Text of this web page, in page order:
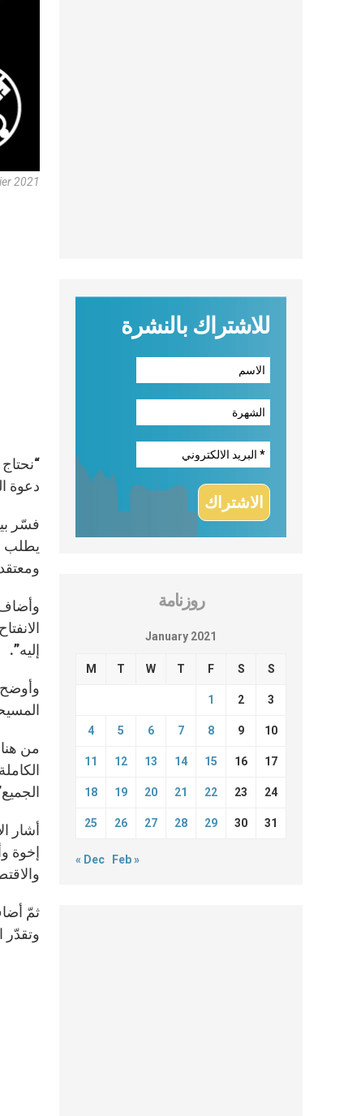
2021
دعوة
فسّر
يطلب
وأضاف
إليه”.
من
أشار
ثمّ
وتقدّر
للاشتراك بالنشرة
روزنامة
January 2021
M T W T F S S
1 2 3
4 5 6 7 8 9 10
11 12 13 14 15 16 17
18 19 20 21 22 23 24
25 26 27 28 29 30 31
« Dec Feb »